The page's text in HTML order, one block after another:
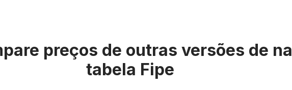
preços de outras versões de na
tabela Fipe